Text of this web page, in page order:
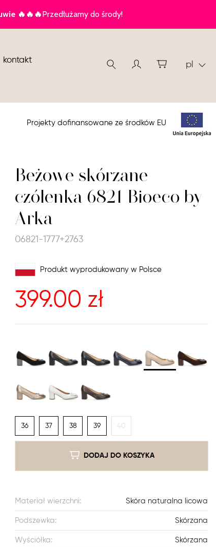
kontakt pl
Projekty dofinansowane ze środków EU
Beżowe skórzane
czółenka 6821 Bioeco by
Arka
06821-1777+2763
Produkt wyprodukowany w Polsce
399.00 zł
36 37 38 39 40
DODAJ DO KOSZYKA
Materiał wierzchni: Skóra naturalna licowa
Podszewka: Skórzana
Wyściółka: Skórzana